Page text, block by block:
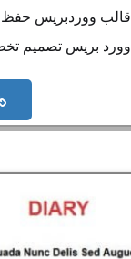
وورد بريس تصميم